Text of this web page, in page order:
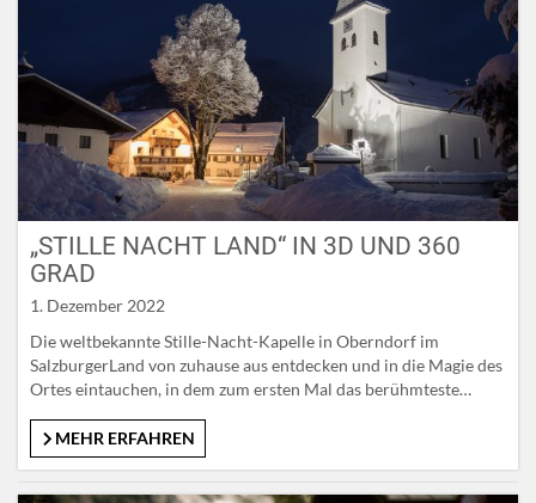
„STILLE NACHT LAND“ IN 3D UND 360
GRAD
1. Dezember 2022
Die weltbekannte Stille-Nacht-Kapelle in Oberndorf im
SalzburgerLand von zuhause aus entdecken und in die Magie des
Ortes eintauchen, in dem zum ersten Mal das berühmteste
Klick weiter – auf die Spuren des „Stille Nacht“-Komponisten
Franz Xaver Gruber machen und das Museum in seinem
MEHR ERFAHREN